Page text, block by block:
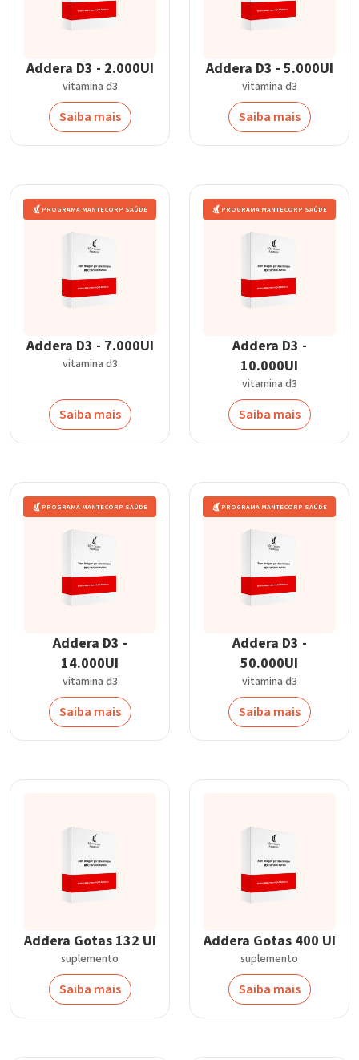
Addera D3 - 2.000UI
vitamina d3
Saiba mais
Addera D3 - 5.000UI
vitamina d3
Saiba mais
PROGRAMA MANTECORP SAÚDE
Addera D3 - 7.000UI
vitamina d3
Saiba mais
PROGRAMA MANTECORP SAÚDE
Addera D3 -
10.000UI
vitamina d3
Saiba mais
PROGRAMA MANTECORP SAÚDE
Addera D3 -
14.000UI
vitamina d3
Saiba mais
PROGRAMA MANTECORP SAÚDE
Addera D3 -
50.000UI
vitamina d3
Saiba mais
Addera Gotas 132 UI
suplemento
Saiba mais
Addera Gotas 400 UI
suplemento
Saiba mais